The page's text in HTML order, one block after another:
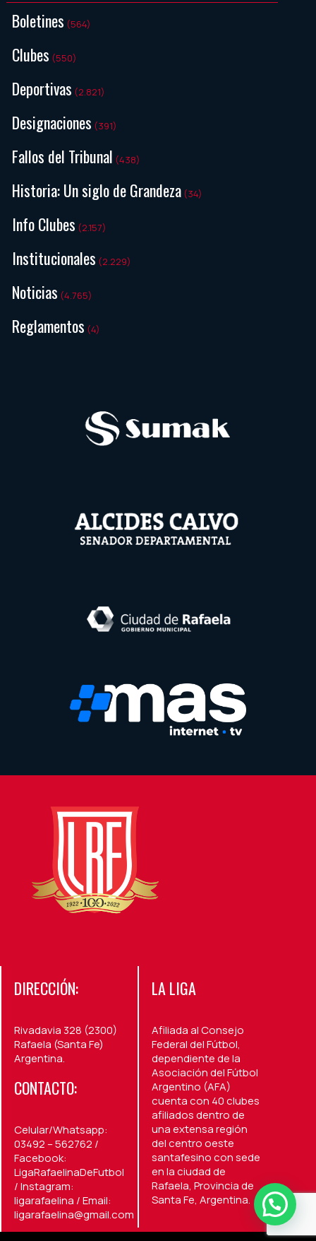
Boletines (564)
Clubes (550)
Deportivas (2.821)
Designaciones (391)
Fallos del Tribunal (438)
Historia: Un siglo de Grandeza (34)
Info Clubes (2.157)
Institucionales (2.229)
Noticias (4.765)
Reglamentos (4)
DIRECCIÓN:
Rivadavia 328 (2300)
Rafaela (Santa Fe)
Argentina.
CONTACTO:
Celular/Whatsapp:
03492 – 562762 /
Facebook:
LigaRafaelinaDeFutbol
/ Instagram:
ligarafaelina / Email:
ligarafaelina@gmail.com
LA LIGA
Afiliada al Consejo
Federal del Fútbol,
dependiente de la
Asociación del Fútbol
Argentino (AFA)
cuenta con 40 clubes
afiliados dentro de
una extensa región
del centro oeste
santafesino con sede
en la ciudad de
Rafaela, Provincia de
Santa Fe, Argentina.